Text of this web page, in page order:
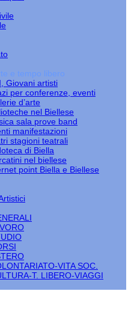
e tempo libero
Giovani artisti
per conferenze, eventi
d’arte
nel Biellese
sala prove band
manifestazioni
stagioni teatrali
di Biella
nel biellese
point Biella e Biellese
VITA SOC.
T. LIBERO-VIAGGI